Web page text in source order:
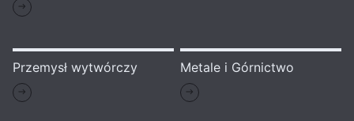
Przemysł wytwórczy Metale i Górnictwo